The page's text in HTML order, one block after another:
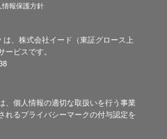
情報保護方針
は、株式会社イード（東証グロース上
ビスです。
、個人情報の適切な取扱いを行う事業
れるプライバシーマークの付与認定を